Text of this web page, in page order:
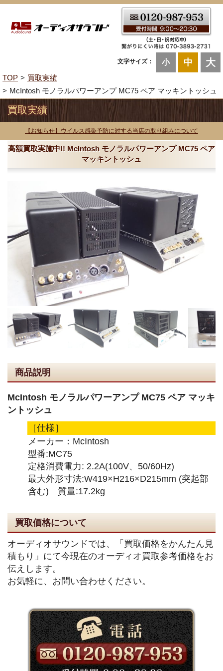
文字サイズ： 小 中 大
TOP
買取実績
McIntosh モノラルパワーアンプ MC75 ペア マッキントッシュ
買取実績
【お知らせ】ウイルス感染予防に対する当店の取り組みについて
高額買取実施中!! McIntosh モノラルパワーアンプ MC75 ペア
マッキントッシュ
商品説明
McIntosh モノラルパワーアンプ MC75 ペア マッキ
ントッシュ
［仕様］
メーカー：McIntosh
型番:MC75
定格消費電力: 2.2A(100V、50/60Hz)
最大外形寸法:W419×H216×D215mm (突起部
含む) 質量:17.2kg
買取価格について
オーディオサウンドでは、「買取価格をかんたん見
積もり」にて今現在のオーディオ買取参考価格をお
伝えします。
お気軽に、お問い合わせください。